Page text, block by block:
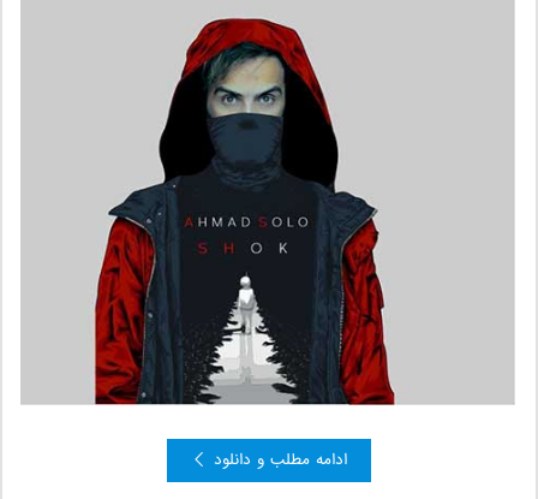
ادامه مطلب و دانلود